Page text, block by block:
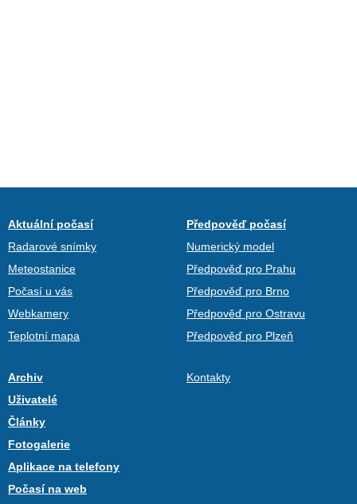
Aktuální počasí
Radarové snímky
Meteostanice
Počasí u vás
Webkamery
Teplotní mapa
Předpověď počasí
Numerický model
Předpověď pro Prahu
Předpověď pro Brno
Předpověď pro Ostravu
Předpověď pro Plzeň
Archiv
Uživatelé
Články
Fotogalerie
Aplikace na telefony
Počasí na web
Kontakty